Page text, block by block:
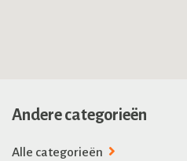
Andere categorieën
Alle categorieën